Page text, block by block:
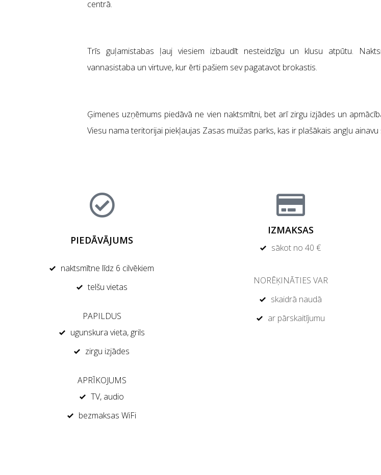
centrā.
Trīs guļamistabas ļauj viesiem izbaudīt nesteidzīgu un klusu atpūtu.
vannasistaba un virtuve, kur ērti pašiem sev pagatavot brokastis.
Ģimenes uzņēmums piedāvā ne vien naktsmītni, bet arī zirgu izjādes un
Viesu nama teritorijai piekļaujas Zasas muižas parks, kas ir plašākais angļu ainavu
PIEDĀVĀJUMS
naktsmītne līdz 6 cilvēkiem
telšu vietas
PAPILDUS
ugunskura vieta, grils
zirgu izjādes
APRĪKOJUMS
TV, audio
bezmaksas WiFi
IZMAKSAS
sākot no 40 €
NORĒĶINĀTIES VAR
skaidrā naudā
ar pārskaitījumu